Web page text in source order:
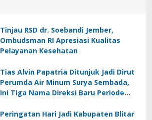
Tinjau RSD dr. Soebandi Jember,
Ombudsman RI Apresiasi Kualitas
Pelayanan Kesehatan
Tias Alvin Papatria Ditunjuk Jadi Dirut
Perumda Air Minum Surya Sembada,
Ini Tiga Nama Direksi Baru Periode
Peringatan Hari Jadi Kabupaten Blitar